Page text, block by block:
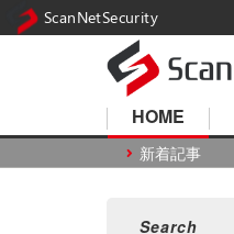
HOME
新着記事
ScanNetSecurity